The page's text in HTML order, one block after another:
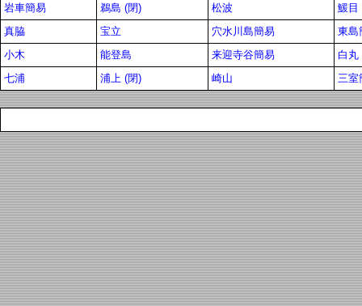
岩車簡易
鵜島 (閉) 松波
鰀目
真脇
宝立 穴水川島簡易
東島
小木
能登島 来迎寺谷簡易
白丸
七浦
浦上 (閉) 崎山 三室